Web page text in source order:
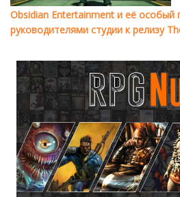
Obsidian Entertainment и её особый
руководителями студии к релизу